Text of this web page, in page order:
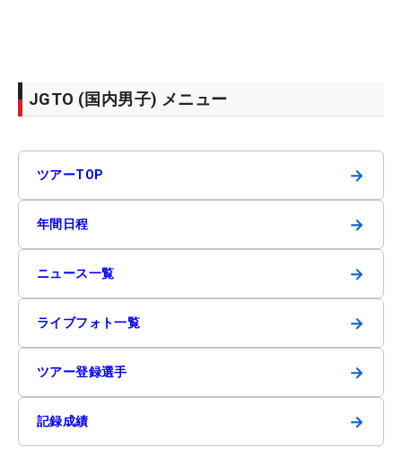
JGTO (国内男子) メニュー
ツアーTOP →
年間日程 →
ニュース一覧 →
ライブフォト一覧 →
ツアー登録選手 →
記録成績 →